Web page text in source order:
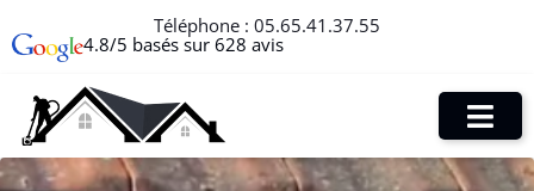
Téléphone : 05.65.41.37.55
4.8/5 basés sur 628 avis